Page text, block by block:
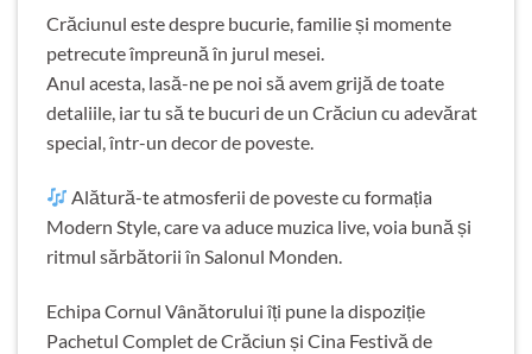
Crăciunul este despre bucurie, familie și momente
petrecute împreună în jurul mesei.
Anul acesta, lasă-ne pe noi să avem grijă de toate
detaliile, iar tu să te bucuri de un Crăciun cu adevărat
special, într-un decor de poveste.
Alătură-te atmosferii de poveste cu formația
Modern Style, care va aduce muzica live, voia bună și
ritmul sărbătorii în Salonul Monden.
Echipa Cornul Vânătorului îți pune la dispoziție
Pachetul Complet de Crăciun și Cina Festivă de